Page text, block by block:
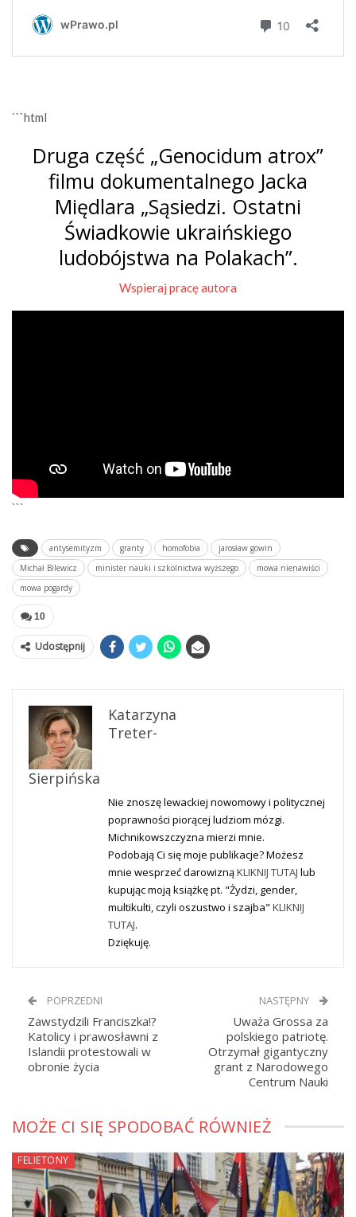
```html
Druga część „Genocidum atrox”
filmu dokumentalnego Jacka
Międlara „Sąsiedzi. Ostatni
Świadkowie ukraińskiego
ludobójstwa na Polakach”.
Wspieraj pracę autora
```
antysemityzm granty homofobia
jarosław gowin
Michał Bilewicz
minister nauki i szkolnictwa wyższego
mowa nienawiści
mowa pogardy
10
Udostępnij
Katarzyna
Treter-
Sierpińska
Nie znoszę lewackiej nowomowy i politycznej
poprawności piorącej ludziom mózgi.
Michnikowszczyzna mierzi mnie.
Podobają Ci się moje publikacje? Możesz
mnie wesprzeć darowiznąKLIKNIJ TUTAJ lub
kupując moją książkę pt. "Żydzi, gender,
multikulti, czyli oszustwo i szajba" KLIKNIJ
TUTAJ.
Dziękuję.
POPRZEDNI
Zawstydzili Franciszka!?
Katolicy i prawosławni z
Islandii protestowali w
obronie życia
NASTĘPNY
Uważa Grossa za
polskiego patriotę.
Otrzymał gigantyczny
grant z Narodowego
Centrum Nauki
MOŻE CI SIĘ SPODOBAĆ RÓWNIEŻ
FELIETONY